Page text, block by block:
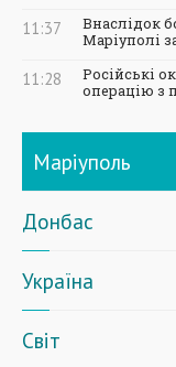
11:37
Внаслідок
Маріуполі
11:28
Російські
операцію з
Маріуполь
Донбас
Україна
Світ